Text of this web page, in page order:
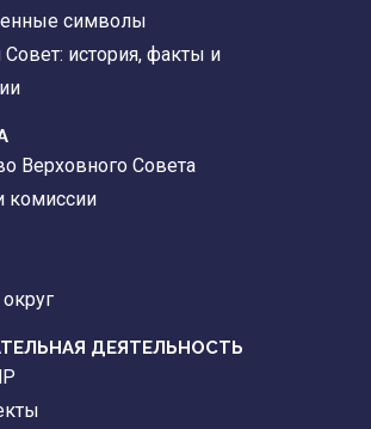
символы
история, факты и
Верховного Совета
комиссии
ДЕЯТЕЛЬНОСТЬ